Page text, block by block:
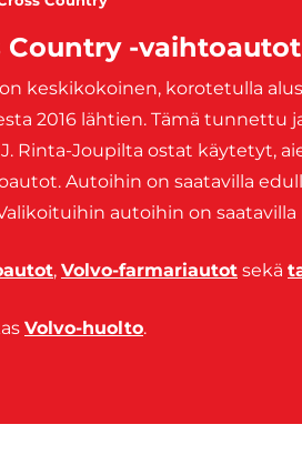
Country -vaihtoautot
keskikokoinen, korotetulla
2016 lähtien. Tämä tunnettu
J. Rinta-Joupilta ostat käytetyt,
Autoihin on saatavilla
autoihin on saatavilla
, Volvo-farmariautot sekä
Volvo-huolto.